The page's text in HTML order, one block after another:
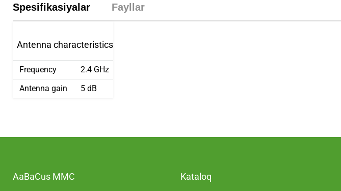
Spesifikasiyalar Fayllar
Antenna characteristics
Frequency
2.4 GHz
Antenna gain
5 dB
AaBaCus MMC Kataloq